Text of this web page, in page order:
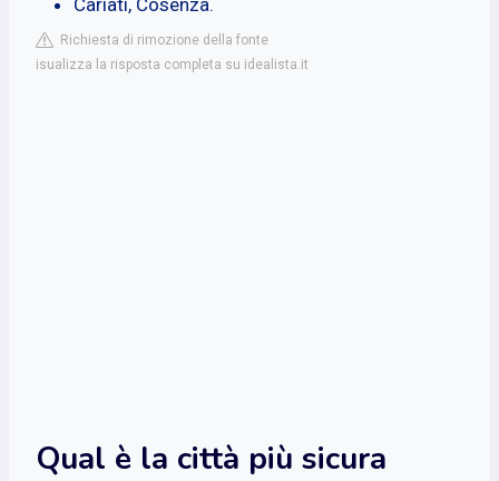
Richiesta di rimozione della fonte
isualizza la risposta completa su idealista.it
Qual è la città più sicura